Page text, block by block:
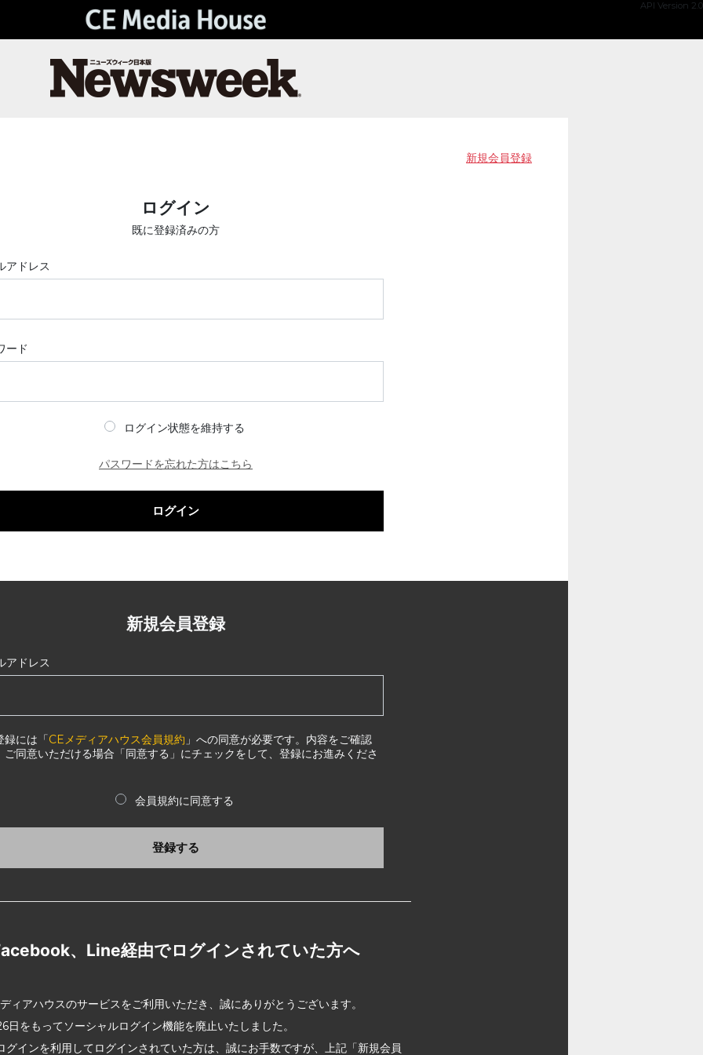
API Version 2.0
新規会員登録
ログイン
既に登録済みの方
アドレス
ード
ログイン状態を維持する
パスワードを忘れた方はこちら
ログイン
新規会員登録
アドレス
録には「CEメディアハウス会員規約 」への同意が必要です。内容をご確認
ご同意いただける場合「同意する」にチェックをして、登録にお進みくださ
会員規約に同意する
登録する
、Line経由でログインされていた方へ
ィアハウスのサービスをご利用いただき、誠にありがとうございます。
日をもってソーシャルログイン機能を廃止いたしました。
グインを利用してログインされていた方は、誠にお手数ですが、上記「新規会員